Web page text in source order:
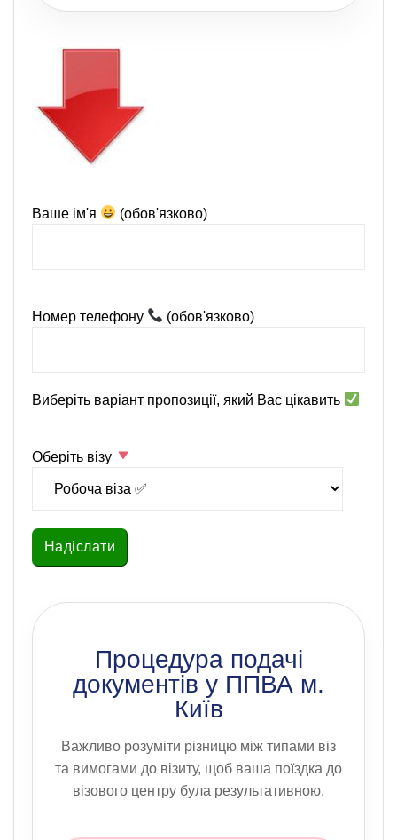
Ваше ім'я (обов'язково)
Номер телефону (обов'язково)
Виберіть варіант пропозиції, який Вас цікавить
Оберіть візу
Процедура подачі
документів у ППВА м.
Київ
Важливо розуміти різницю між типами віз
та вимогами до візиту, щоб ваша поїздка до
візового центру була результативною.